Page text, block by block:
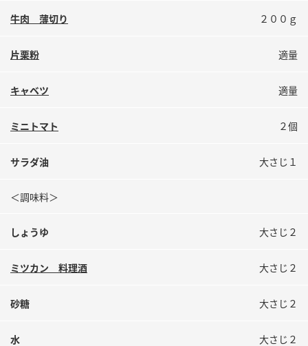
ミツカンのCM
検索
業務用サイト
牛肉 薄切り ２００ｇ
片栗粉 適量
キャベツ 適量
ミニトマト ２個
サラダ油 大さじ１
＜調味料＞
しょうゆ 大さじ２
ミツカン 料理酒 大さじ２
砂糖 大さじ２
水 大さじ２